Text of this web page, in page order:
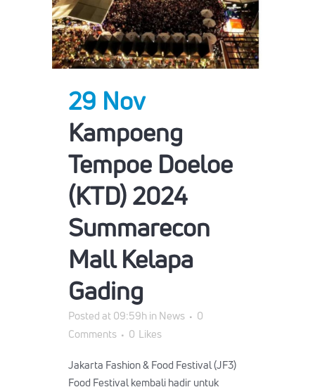
29 Nov
Kampoeng
Tempoe Doeloe
(KTD) 2024
Summarecon
Mall Kelapa
Gading
Posted at 09:59hinNews
0
Comments
0 Likes
Jakarta Fashion & Food Festival (JF3)
Food Festival kembali hadir untuk